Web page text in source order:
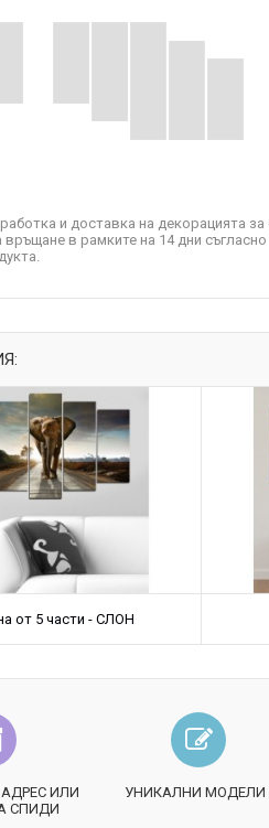
и доставка на декорацията за
в рамките на 14 дни съгласно
от 5 части - СЛОН
ИЛИ
СПИДИ
УНИКАЛНИ МОДЕЛИ